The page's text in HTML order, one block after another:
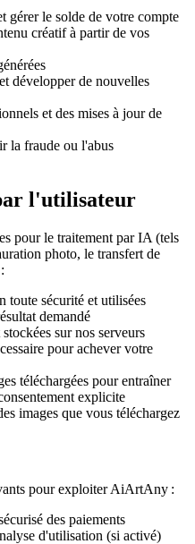
gérer le solde de votre compte
créatif à partir de vos
développer de nouvelles
et des mises à jour de
la fraude ou l'abus
l'utilisateur
pour le traitement par IA (tels
photo, le transfert de
toute sécurité et utilisées
demandé
sur nos serveurs
pour achever votre
téléchargées pour entraîner
explicite
images que vous téléchargez
pour exploiter AiArtAny :
des paiements
d'utilisation (si activé)